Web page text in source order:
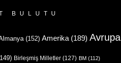
BULUTU
(152) Amerika (189) Avrupa
Birleşmiş Milletler (127) BM (112)